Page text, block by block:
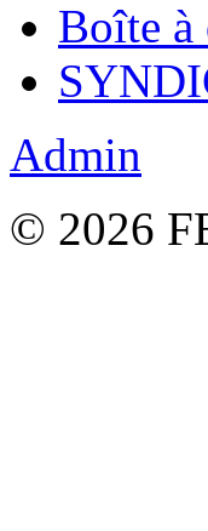
Boîte
Admin
© 2026